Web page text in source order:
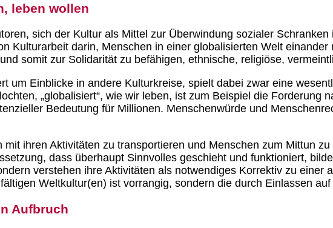
leben wollen
sich der Kultur als Mittel zur Überwindung sozialer
Kulturarbeit darin, Menschen in einer globalisierten Welt
somit zur Solidarität zu befähigen, ethnische, religiöse,
um Einblicke in andere Kulturkreise, spielt dabei zwar eine
„globalisiert“, wie wir leben, ist zum Beispiel die
Bedeutung für Millionen. Menschenwürde und
ihren Aktivitäten zu transportieren und Menschen zum Mittun
dass überhaupt Sinnvolles geschieht und funktioniert,
verstehen ihre Aktivitäten als notwendiges Korrektiv zu einer
Weltkultur(en) ist vorrangig, sondern die durch Einlassen
Aufbruch